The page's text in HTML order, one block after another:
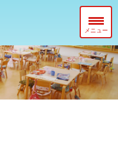
メニュー